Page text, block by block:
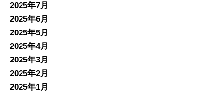
2025年7月
2025年6月
2025年5月
2025年4月
2025年3月
2025年2月
2025年1月